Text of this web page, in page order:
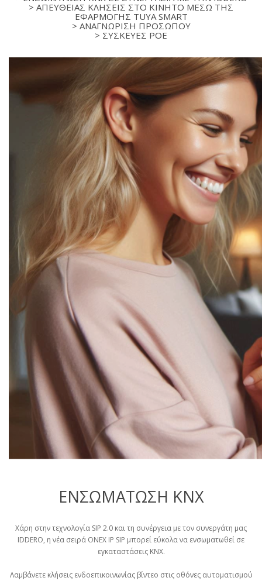
> ΑΠΕΥΘΕΙΑΣ ΚΛΗΣΕΙΣ ΣΤΟ ΚΙΝΗΤΟ ΜΕΣΩ ΤΗΣ
ΕΦΑΡΜΟΓΗΣ TUYA SMART
> ΑΝΑΓΝΩΡΙΣΗ ΠΡΟΣΩΠΟΥ
> ΣΥΣΚΕΥΕΣ POE
ΕΝΣΩΜΑΤΩΣΗ KNX
Χάρη στην τεχνολογία SIP 2.0 και τη συνέργεια με τον συνεργάτη μας
IDDERO, η νέα σειρά ONEX IP SIP μπορεί εύκολα να ενσωματωθεί σε
εγκαταστάσεις KNX.
Λαμβάνετε κλήσεις ενδοεπικοινωνίας βίντεο στις οθόνες αυτοματισμού